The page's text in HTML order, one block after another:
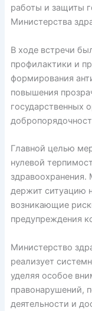
работы и защиты
Министерства
В ходе встречи
профилактики и
формирования
повышения
государственных
Главной целью
нулевой
здравоохранения.
держит ситуацию
возникающие
предупреждения
Министерство
реализует
уделяя особое
правонарушений,
деятельности и